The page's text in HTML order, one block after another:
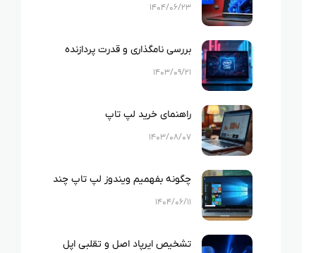
۱۴۰۴/۰۶/۲۳
بررسی نامگذاری و قدرت پردازنده
های اینتل
۱۴۰۳/۰۹/۲۱
راهنمای خرید لپ تاپ
۱۴۰۳/۰۸/۰۷
چگونه بفهمیم ویندوز لپ‌ تاپ چند
است؟
۱۴۰۴/۰۶/۱۱
تشخیص ایرپاد اصل و تقلبی اپل